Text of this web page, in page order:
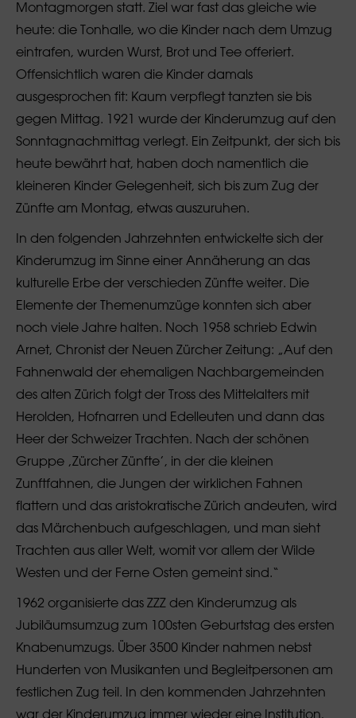
Montagmorgen statt. Ziel war fast das gleiche wie
heute: die Tonhalle, wo die Kinder nach dem Umzug
eintrafen, wurden Wurst, Brot und Tee offeriert.
Offensichtlich waren die Kinder damals
ausgesprochen fit: Kaum verpflegt tanzten sie bis
gegen Mittag. 1921 wurde der Kinderumzug auf den
Sonntagnachmittag verlegt. Ein Zeitpunkt, der sich bis
heute bewährt hat, haben doch namentlich die
kleineren Kinder Gelegenheit, sich bis zum Zug der
Zünfte am Montag, etwas auszuruhen.
In den folgenden Jahrzehnten entwickelte sich der
Kinderumzug im Sinne einer Annäherung an das
kulturelle Erbe der verschieden Zünfte weiter. Die
Elemente der Themenumzüge konnten sich aber
noch viele Jahre halten. Noch 1958 schrieb Edwin
Arnet, Chronist der Neuen Zürcher Zeitung: „Auf den
Fahnenwald der ehemaligen Nachbargemeinden
des alten Zürich folgt der Tross des Mittelalters mit
Herolden, Hofnarren und Edelleuten und dann das
Heer der Schweizer Trachten. Nach der schönen
Gruppe ‚Zürcher Zünfte’, in der die kleinen
Zunftfahnen, die Jungen der wirklichen Fahnen
flattern und das aristokratische Zürich andeuten, wird
das Märchenbuch aufgeschlagen, und man sieht
Trachten aus aller Welt, womit vor allem der Wilde
Westen und der Ferne Osten gemeint sind.“
1962 organisierte das ZZZ den Kinderumzug als
Jubiläumsumzug zum 100sten Geburtstag des ersten
Knabenumzugs. Über 3500 Kinder nahmen nebst
Hunderten von Musikanten und Begleitpersonen am
festlichen Zug teil. In den kommenden Jahrzehnten
war der Kinderumzug immer wieder eine Institution,